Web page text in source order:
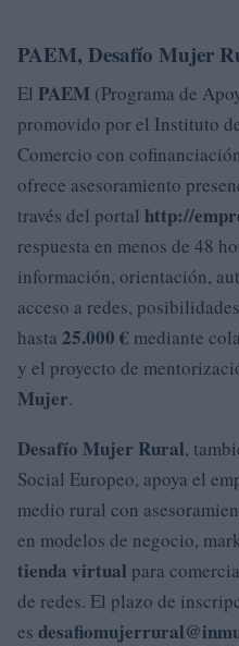
PAEM, Desafío Mujer
El PAEM (Programa de
promovido por el Instituto
Comercio con
ofrece asesoramiento
través del portal http://
respuesta en menos de 48
información, orientación,
acceso a redes,
hasta 25.000 € mediante
y el proyecto de
Mujer.
Desafío Mujer Rural,
Social Europeo, apoya el
medio rural con
en modelos de negocio,
tienda virtual para
de redes. El plazo de
es